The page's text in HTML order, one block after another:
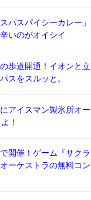
パスパイシーカレー」
いのがオイシイ
歩道開通！イオンと立
スをスルッと。
アイスマン製氷所オー
！
開催！ゲーム『サクラ
ーケストラの無料コン